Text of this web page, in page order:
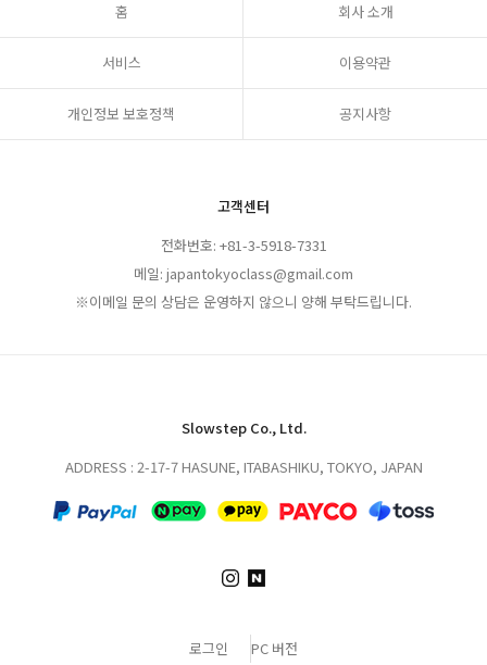
홈 회사 소개
서비스 이용약관
개인정보 보호정책 공지사항
고객센터
전화번호: +81-3-5918-7331
메일: japantokyoclass@gmail.com
※이메일 문의 상담은 운영하지 않으니 양해 부탁드립니다.
Slowstep Co., Ltd.
ADDRESS : 2-17-7 HASUNE, ITABASHIKU, TOKYO, JAPAN
로그인 PC 버전